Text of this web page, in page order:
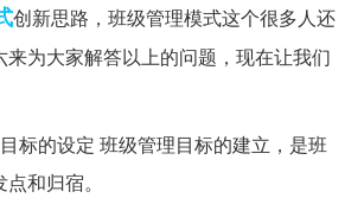
创新思路，班级管理模式这个很多人还
为大家解答以上的问题，现在让我们
标的设定 班级管理目标的建立，是班
和归宿。